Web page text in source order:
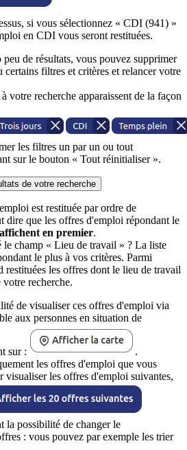
si vous sélectionnez « CDI (941) »
en CDI vous seront restituées.
de résultats, vous pouvez supprimer
certains filtres et critères et relancer votre
votre recherche apparaissent de la façon
les filtres un par un ou tout
sur le bouton « Tout réinitialiser ».
de votre recherche
est restituée par ordre de
dire que les offres d'emploi répondant le
en premier.
le champ « Lieu de travail » ? La liste
le plus à vos critères. Parmi
restituées les offres dont le lieu de travail
recherche.
de visualiser ces offres d'emploi via
aux personnes en situation de
sur :
.
les offres d'emploi que vous
visualiser les offres d'emploi suivantes,
la possibilité de changer le
: vous pouvez par exemple les trier